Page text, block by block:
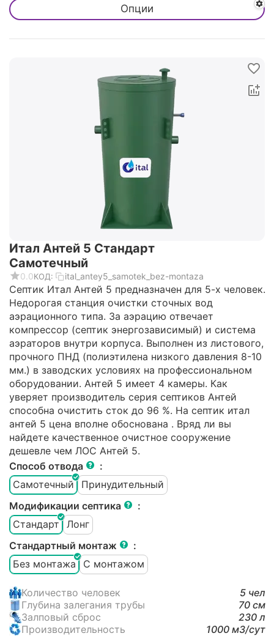
Опции
Итал Антей 5 Стандарт
Самотечный
0.0КОД: ital_antey5_samotek_bez-montaza
Септик Итал Антей 5 предназначен для 5-х человек.
Недорогая станция очистки сточных вод
аэрационного типа. За аэрацию отвечает
компрессор (септик энергозависимый) и система
аэраторов внутри корпуса. Выполнен из листового,
прочного ПНД (полиэтилена низкого давления 8-10
мм.) в заводских условиях на профессиональном
оборудовании. Антей 5 имеет 4 камеры. Как
уверяет производитель серия септиков Антей
способна очистить сток до 96 %. На септик итал
антей 5 цена вполне обоснована . Вряд ли вы
найдете качественное очистное сооружение
дешевле чем ЛОС Антей 5.
Способ отвода
:
Самотечный
Принудительный
Модификации септика
:
Стандарт
Лонг
Стандартный монтаж
:
Без монтажа
С монтажом
Количество человек
5 чел
Глубина залегания трубы
70 см
Залповый сброс
230 л
Производительность
1000 м3/cут